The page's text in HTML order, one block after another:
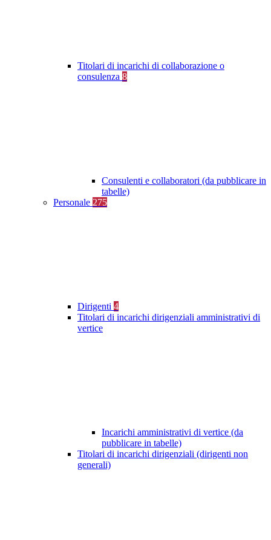
Titolari di incarichi di collaborazione o
consulenza 8
Consulenti e collaboratori (da pubblicare in
tabelle)
Personale 275
Dirigenti 4
Titolari di incarichi dirigenziali amministrativi di
vertice
Incarichi amministrativi di vertice (da
pubblicare in tabelle)
Titolari di incarichi dirigenziali (dirigenti non
generali)